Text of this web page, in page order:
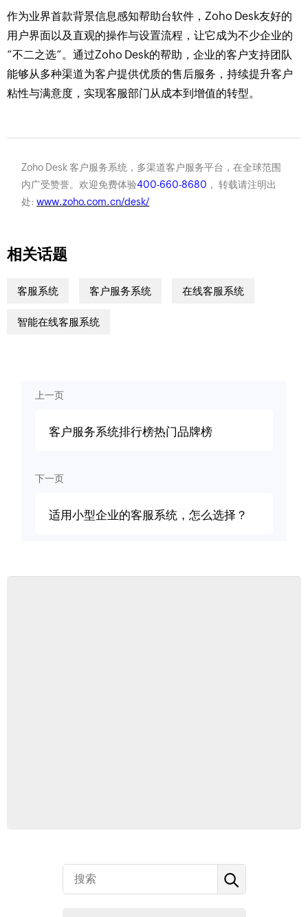
作为业界首款背景信息感知帮助台软件，Zoho Desk友好的
用户界面以及直观的操作与设置流程，让它成为不少企业的
“不二之选”。通过Zoho Desk的帮助，企业的客户支持团队
能够从多种渠道为客户提供优质的售后服务，持续提升客户
粘性与满意度，实现客服部门从成本到增值的转型。
Zoho Desk 客户服务系统，多渠道客户服务平台，在全球范围
内广受赞誉。欢迎免费体验400-660-8680 ， 转载请注明出
处:www.zoho.com.cn/desk/
相关话题
客服系统 客户服务系统 在线客服系统
智能在线客服系统
上一页
客户服务系统排行榜热门品牌榜
下一页
适用小型企业的客服系统，怎么选择？